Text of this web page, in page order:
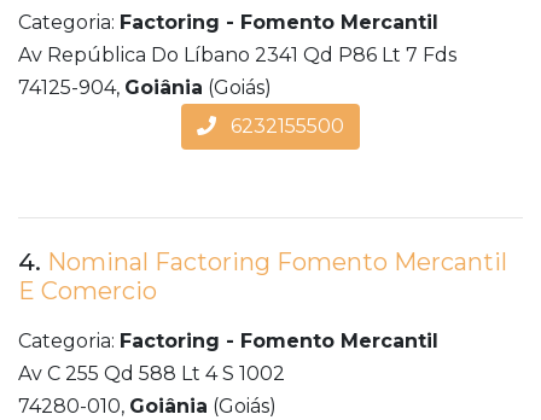
Categoria: Factoring - Fomento Mercantil
Av República Do Líbano 2341 Qd P86 Lt 7 Fds
74125-904, Goiânia (Goiás)
6232155500
4. Nominal Factoring Fomento Mercantil
E Comercio
Categoria: Factoring - Fomento Mercantil
Av C 255 Qd 588 Lt 4 S 1002
74280-010, Goiânia (Goiás)